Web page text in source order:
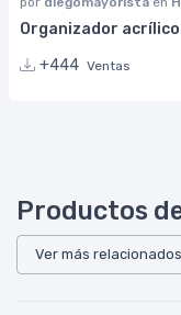
Organizador
+444 Ventas
Productos
Ver más relacionados